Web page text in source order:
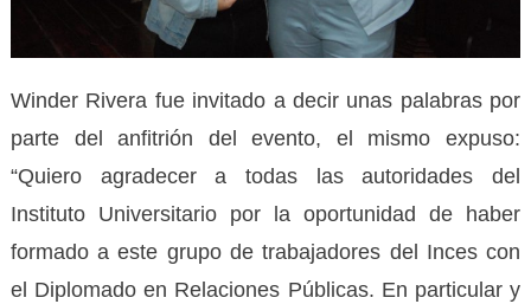
Winder Rivera fue invitado a decir unas palabras por
parte del anfitrión del evento, el mismo expuso:
“Quiero agradecer a todas las autoridades del
Instituto Universitario por la oportunidad de haber
formado a este grupo de trabajadores del Inces con
el Diplomado en Relaciones Públicas. En particular y